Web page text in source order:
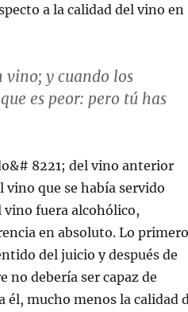
a la calidad del vino en
vino; y cuando los
es peor: pero tú has
8221; del vino anterior
que se había servido
vino fuera alcohólico,
en absoluto. Lo primero
del juicio y después de
no debería ser capaz de
él, mucho menos la calidad